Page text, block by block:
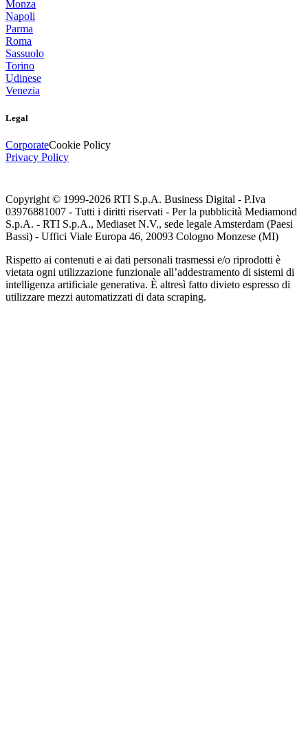
Monza
Napoli
Parma
Roma
Sassuolo
Torino
Udinese
Venezia
Legal
CorporateCookie Policy
Privacy Policy
Copyright © 1999-2026 RTI S.p.A. Business Digital - P.Iva
03976881007 - Tutti i diritti riservati - Per la pubblicità Mediamond
S.p.A. - RTI S.p.A., Mediaset N.V., sede legale Amsterdam (Paesi
Bassi) - Uffici Viale Europa 46, 20093 Cologno Monzese (MI)
Rispetto ai contenuti e ai dati personali trasmessi e/o riprodotti è
vietata ogni utilizzazione funzionale all’addestramento di sistemi di
intelligenza artificiale generativa. È altresì fatto divieto espresso di
utilizzare mezzi automatizzati di data scraping.